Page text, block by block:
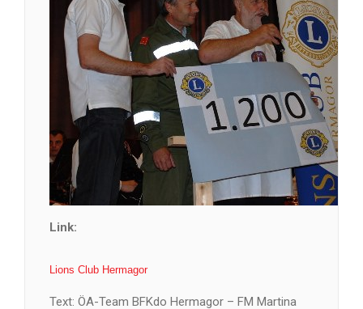
Link:
Lions Club Hermagor
Text: ÖA-Team BFKdo Hermagor – FM Martina